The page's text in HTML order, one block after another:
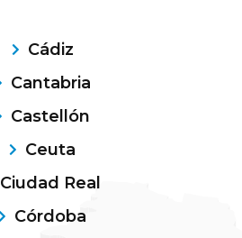
Cádiz
Cantabria
Castellón
Ceuta
Ciudad Real
Córdoba